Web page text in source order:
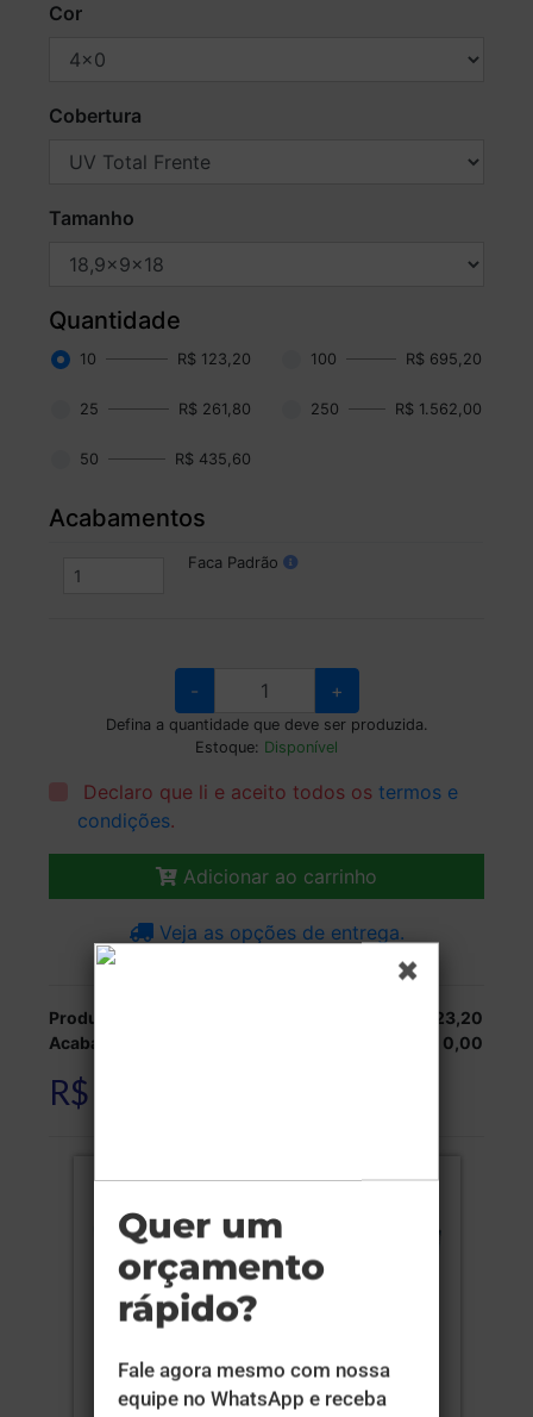
Cor
Cobertura
Tamanho
Quantidade
10 R$ 123,20 100 R$ 695,20
25 R$ 261,80 250 R$ 1.562,00
50 R$ 435,60
Acabamentos
Faca Padrão
- +
Defina a quantidade que deve ser produzida.
Estoque: Disponível
Declaro que li e aceito todos ostermos e
condições.
Adicionar ao carrinho
Veja as opções de entrega.
Produção:
R$ 123,20
Acabamentos:
R$ 0,00
R$ 123,20